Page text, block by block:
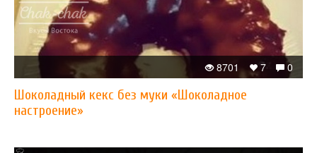
0
7
8701
Шоколадный кекс без муки «Шоколадное
настроение»